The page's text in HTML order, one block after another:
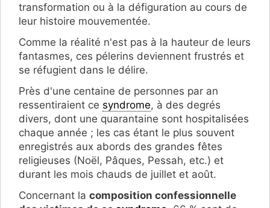
transformation ou à la défiguration au cours de
leur histoire mouvementée.
Comme la réalité n'est pas à la hauteur de leurs
fantasmes, ces pélerins deviennent frustrés et
se réfugient dans le délire.
Près d'une centaine de personnes par an
ressentiraient ce syndrome, à des degrés
divers, dont une quarantaine sont hospitalisées
chaque année ; les cas étant le plus souvent
enregistrés aux abords des grandes fêtes
religieuses (Noël, Pâques, Pessah, etc.) et
durant les mois chauds de juillet et août.
Concernant la composition confessionnelle